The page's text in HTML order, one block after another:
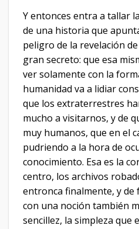
Y entonces entra a tallar
de una historia que
peligro de la revelación
gran secreto: que esa
ver solamente con la
humanidad va a lidiar
que los extraterrestres
mucho a visitarnos, y de
muy humanos, que en el
pudriendo a la hora de
conocimiento. Esa es la
centro, los archivos
entronca finalmente, y de
con una noción también
sencillez, la simpleza que